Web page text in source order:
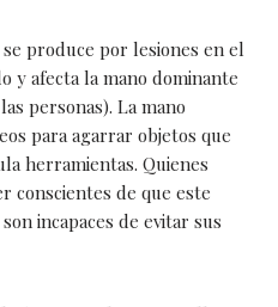
produce por lesiones en el
y afecta la mano dominante
personas). La mano
para agarrar objetos que
herramientas. Quienes
conscientes de que este
incapaces de evitar sus